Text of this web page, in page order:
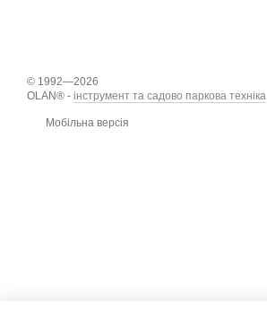
© 1992—2026
OLAN® - інструмент та садово паркова техніка
Мобільна версія